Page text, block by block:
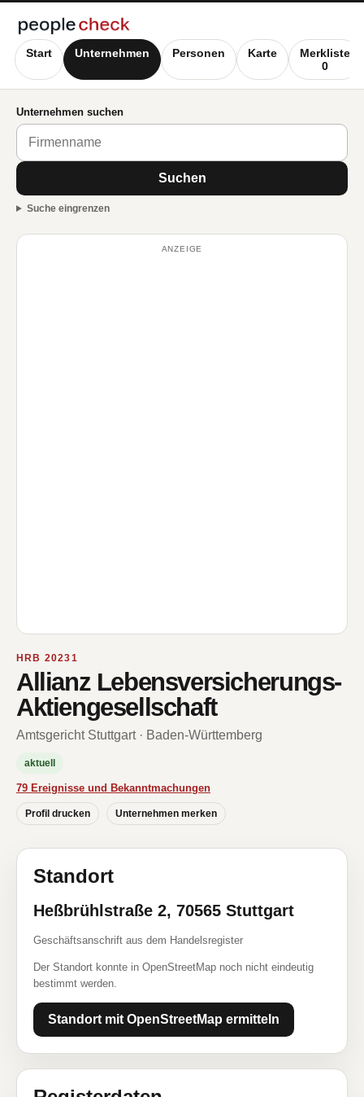
Start Unternehmen Personen Karte
Merkliste
0
Unternehmen suchen
Suchen
Suche eingrenzen
ANZEIGE
HRB 20231
Allianz Lebensversicherungs-
Aktiengesellschaft
Amtsgericht Stuttgart · Baden-Württemberg
aktuell
79 Ereignisse und Bekanntmachungen
Profil drucken Unternehmen merken
Standort
Heßbrühlstraße 2, 70565 Stuttgart
Geschäftsanschrift aus dem Handelsregister
Der Standort konnte in OpenStreetMap noch nicht eindeutig
bestimmt werden.
Standort mit OpenStreetMap ermitteln